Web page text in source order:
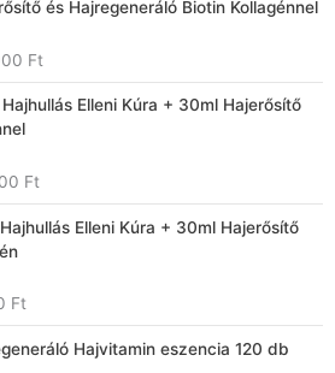
és Hajregeneráló Biotin Kollagénnel
Ft.
Ft
price
17,900 Ft.
Elleni Kúra + 30ml Hajerősítő
Ft.
Ft
Current
price
Elleni Kúra + 30ml Hajerősítő
Ft
Current
price
Hajvitamin eszencia 120 db
Current
price